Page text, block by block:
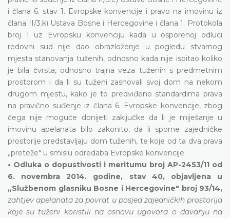
i člana 6. stav 1. Evropske konvencije i pravo na imovinu iz
člana II/3.k) Ustava Bosne i Hercegovine i člana 1. Protokola
broj 1 uz Evropsku konvenciju kada u osporenoj odluci
redovni sud nije dao obrazloženje u pogledu stvarnog
mjesta stanovanja tuženih, odnosno kada nije ispitao koliko
je bila čvrsta, odnosno trajna veza tuženih s predmetnim
prostorom i da li su tuženi zasnovali svoj dom na nekom
drugom mjestu, kako je to predviđeno standardima prava
na pravično suđenje iz člana 6. Evropske konvencije, zbog
čega nije moguće donijeti zaključke da li je miješanje u
imovinu apelanata bilo zakonito, da li sporne zajedničke
prostorije predstavljaju dom tuženih, te koje od ta dva prava
„preteže" u smislu odredaba Evropske konvencije.
• Odluka o dopustivosti i meritumu broj AP-2453/11 od
6. novembra 2014. godine, stav 40, objavljena u
„Službenom glasniku Bosne i Hercegovine" broj 93/14,
zahtjev apelanata za povrat u posjed zajedničkih prostorija
koje su tuženi koristili na osnovu ugovora o davanju na